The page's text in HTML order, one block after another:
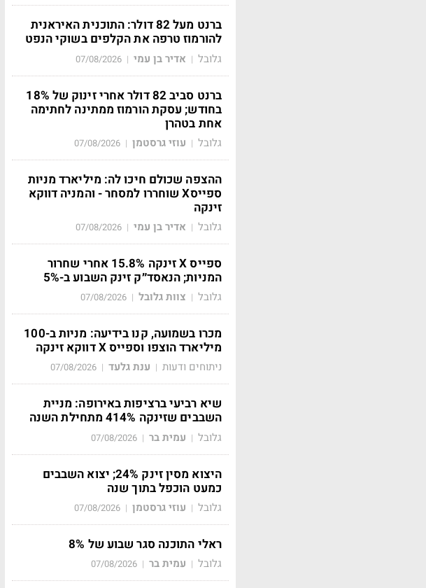
ברנט מעל 82 דולר: התוכנית האיראנית
להורמוז טרפה את הקלפים בשוקי הנפט
גלובל | אדיר בן עמי |
07/08/2026
ברנט סביב 82 דולר אחרי זינוק של 18%
בחודש; עסקת הורמוז ממתינה לחתימה
אחת בטהרן
גלובל | עוזי גרסטמן |
07/08/2026
ההצפה שכולם חיכו לה: מיליארד מניות
ספייסX שוחררו למסחר - והמניה דווקא
זינקה
גלובל | אדיר בן עמי |
07/08/2026
ספייס X זינקה 15.8% אחרי שחרור
המניות; הנאסד״ק זינק השבוע ב-5%
גלובל | צוות גלובל |
07/08/2026
מכרו בשמועה, קנו בידיעה: מניות ב-100
מיליארד הוצפו וספייס X דווקא זינקה
ניתוחים ודעות | ענת גלעד |
07/08/2026
שיא רביעי ברציפות באירופה: מניית
השבבים שזינקה 414% מתחילת השנה
גלובל | עמית בר |
07/08/2026
היצוא מסין זינק 24%; יצוא השבבים
כמעט הוכפל בתוך שנה
גלובל | עוזי גרסטמן |
07/08/2026
ראלי התוכנה סגר שבוע של 8%
גלובל | עמית בר |
07/08/2026